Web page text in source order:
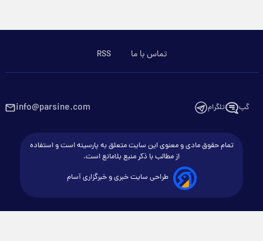
تماس با ما RSS
گپ تلگرام info@parsine.com
تمام حقوق مادی و معنوی این سایت متعلق به پارسینه است و استفاده
از مطالب با ذکر منبع بلامانع است.
طراحی سایت خبری و خبرگزاری آسام